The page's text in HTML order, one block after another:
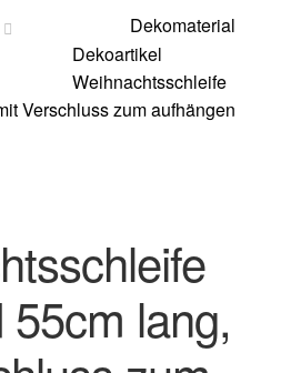
Dekomaterial
Dekoartikel
Weihnachtsschleife
Verschluss zum aufhängen
lang,